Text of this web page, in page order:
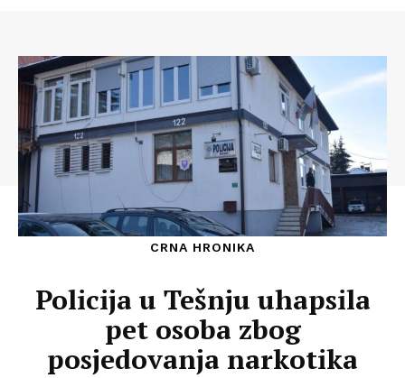
CRNA HRONIKA
Policija u Tešnju uhapsila
pet osoba zbog
posjedovanja narkotika